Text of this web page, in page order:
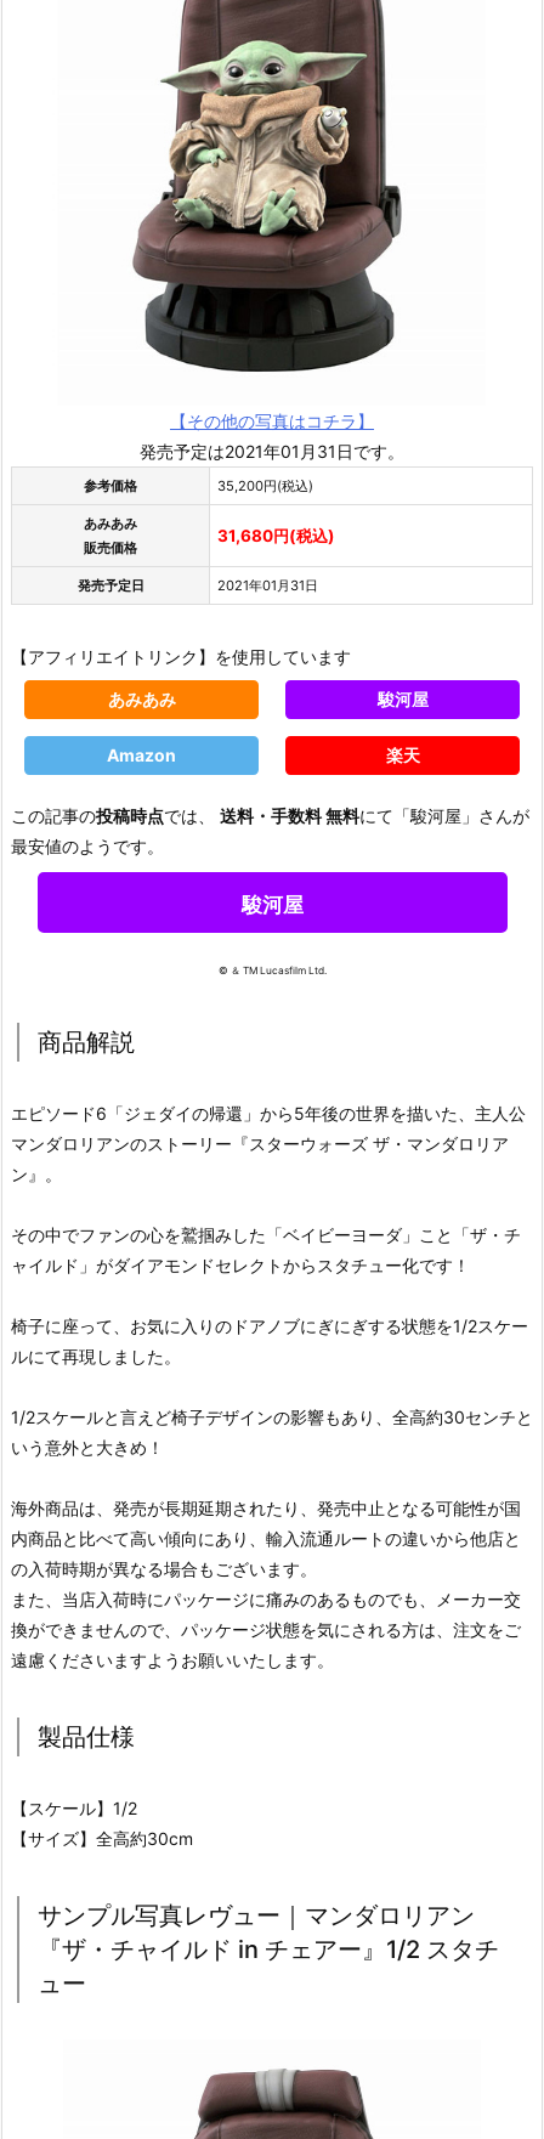
【その他の写真はコチラ】
発売予定は2021年01月31日です。
参考価格 35,200円(税込)
あみあみ
販売価格
31,680円(税込)
発売予定日 2021年01月31日
【アフィリエイトリンク】を使用しています
あみあみ 駿河屋
Amazon 楽天
この記事の投稿時点では、 送料・手数料 無料にて「駿河屋」さんが
最安値のようです。
駿河屋
© ＆ TM Lucasfilm Ltd.
商品解説
エピソード6「ジェダイの帰還」から5年後の世界を描いた、主人公
マンダロリアンのストーリー『スターウォーズ ザ・マンダロリア
ン』。
その中でファンの心を鷲掴みした「ベイビーヨーダ」こと「ザ・チ
ャイルド」がダイアモンドセレクトからスタチュー化です！
椅子に座って、お気に入りのドアノブにぎにぎする状態を1/2スケー
ルにて再現しました。
1/2スケールと言えど椅子デザインの影響もあり、全高約30センチと
いう意外と大きめ！
海外商品は、発売が長期延期されたり、発売中止となる可能性が国
内商品と比べて高い傾向にあり、輸入流通ルートの違いから他店と
の入荷時期が異なる場合もございます。
また、当店入荷時にパッケージに痛みのあるものでも、メーカー交
換ができませんので、パッケージ状態を気にされる方は、注文をご
遠慮くださいますようお願いいたします。
製品仕様
【スケール】1/2
【サイズ】全高約30cm
サンプル写真レヴュー｜マンダロリアン
『ザ・チャイルド in チェアー』1/2 スタチ
ュー